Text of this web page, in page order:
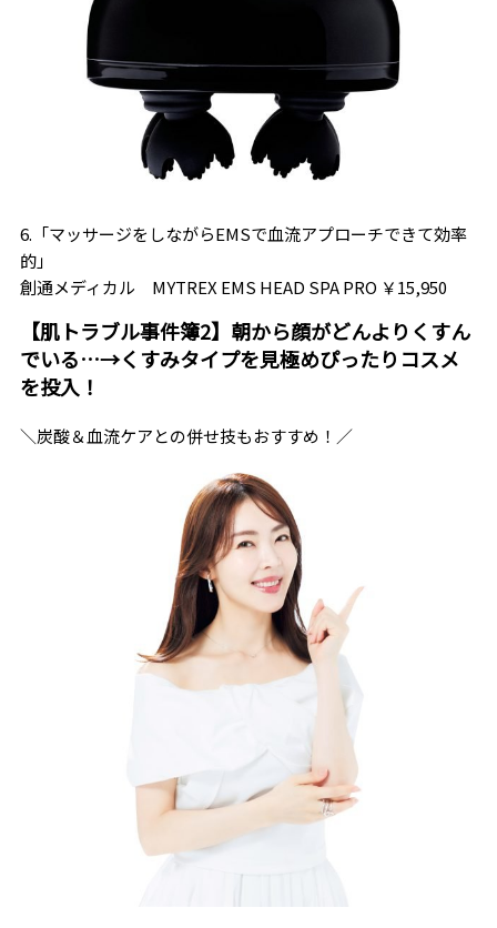
6.「マッサージをしながらEMSで血流アプローチできて効率
的」
創通メディカル MYTREX EMS HEAD SPA PRO ￥15,950
【肌トラブル事件簿2】朝から顔がどんよりくすん
でいる…→くすみタイプを見極めぴったりコスメ
を投入！
＼炭酸＆血流ケアとの併せ技もおすすめ！／